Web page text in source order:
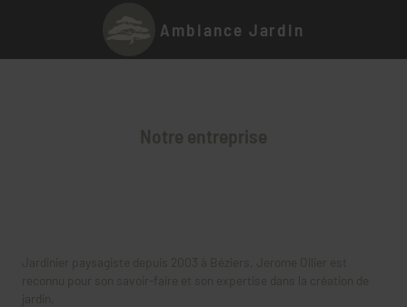
Notre entreprise
Jardinier paysagiste depuis 2003 à Béziers, Jerome Ollier est
reconnu pour son savoir-faire et son expertise dans la création de
jardin.
Ambiance Jardin